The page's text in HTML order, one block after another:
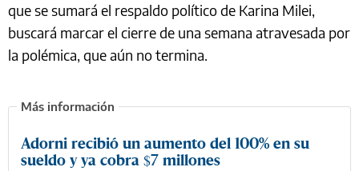
que se sumará el respaldo político de Karina Milei,
buscará marcar el cierre de una semana atravesada por
la polémica, que aún no termina.
Adorni recibió un aumento del 100% en su
sueldo y ya cobra $7 millones